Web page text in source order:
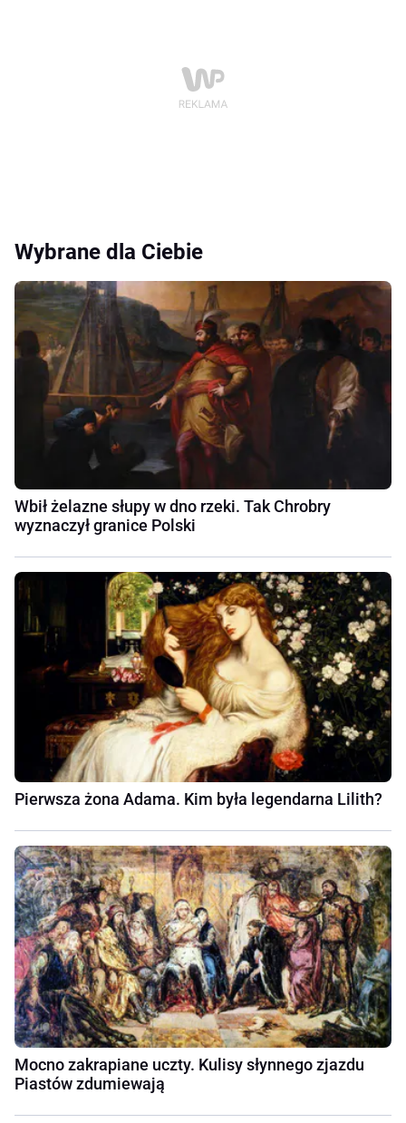
Wybrane dla Ciebie
Wbił żelazne słupy w dno rzeki. Tak Chrobry
wyznaczył granice Polski
Pierwsza żona Adama. Kim była legendarna Lilith?
Mocno zakrapiane uczty. Kulisy słynnego zjazdu
Piastów zdumiewają